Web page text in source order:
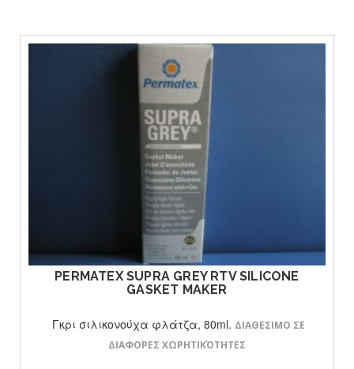
ΔΕΙΤΕ ΤΟ ΠΡΟΙΟΝ
PERMATEX SUPRA GREY RTV SILICONE
GASKET MAKER
Γκρι σιλικονούχα φλάτζα, 80ml. ΔΙΑΘΕΣΙΜΟ ΣΕ
ΔΙΑΦΟΡΕΣ ΧΩΡΗΤΙΚΌΤΗΤΕΣ